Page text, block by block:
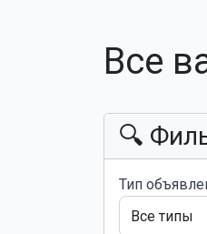
Все
🔍
Тип